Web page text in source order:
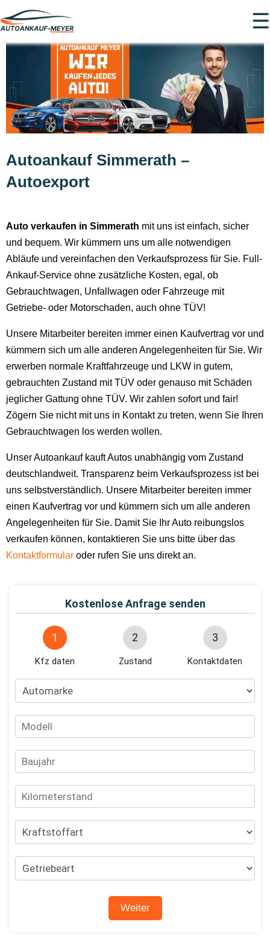
☰
Autoankauf Simmerath –
Autoexport
Auto verkaufen in Simmerath mit uns ist einfach, sicher
und bequem. Wir kümmern uns um alle notwendigen
Abläufe und vereinfachen den Verkaufsprozess für Sie. Full-
Ankauf-Service ohne zusätzliche Kosten, egal, ob
Gebrauchtwagen, Unfallwagen oder Fahrzeuge mit
Getriebe- oder Motorschaden, auch ohne TÜV!
Unsere Mitarbeiter bereiten immer einen Kaufvertrag vor und
kümmern sich um alle anderen Angelegenheiten für Sie. Wir
erwerben normale Kraftfahrzeuge und LKW in gutem,
gebrauchten Zustand mit TÜV oder genauso mit Schäden
jeglicher Gattung ohne TÜV. Wir zahlen sofort und fair!
Zögern Sie nicht mit uns in Kontakt zu treten, wenn Sie Ihren
Gebrauchtwagen los werden wollen.
Unser Autoankauf kauft Autos unabhängig vom Zustand
deutschlandweit. Transparenz beim Verkaufsprozess ist bei
uns selbstverständlich. Unsere Mitarbeiter bereiten immer
einen Kaufvertrag vor und kümmern sich um alle anderen
Angelegenheiten für Sie. Damit Sie Ihr Auto reibungslos
verkaufen können, kontaktieren Sie uns bitte über das
Kontaktformular oder rufen Sie uns direkt an.